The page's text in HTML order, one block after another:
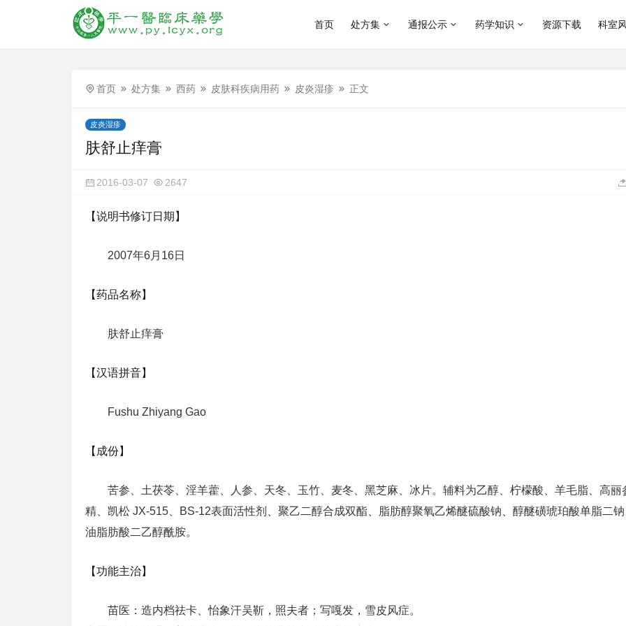
首页 处方集 通报公示 药学知识 资源下载 科室
首页 处方集 西药 皮肤科疾病用药 皮炎湿疹 正文
皮炎湿疹
肤舒止痒膏
2016-03-07 2647
【说明书修订日期】
2007年6月16日
【药品名称】
肤舒止痒膏
【汉语拼音】
Fushu Zhiyang Gao
【成份】
苦参、土茯苓、淫羊藿、人参、天冬、玉竹、麦冬、黑芝麻、冰片。辅料为乙醇、柠檬酸、羊毛脂、高丽
精、凯松 JX-515、BS-12表面活性剂、聚乙二醇合成双酯、脂肪醇聚氧乙烯醚硫酸钠、醇醚磺琥珀酸单脂二
油脂肪酸二乙醇酰胺。
【功能主治】
苗医：造内档祛卡、怡象汗吴靳，照夫者；写嘎发，雪皮风症。